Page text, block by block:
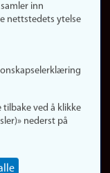
inn
nettstedets ytelse
ved å klikke
nederst på